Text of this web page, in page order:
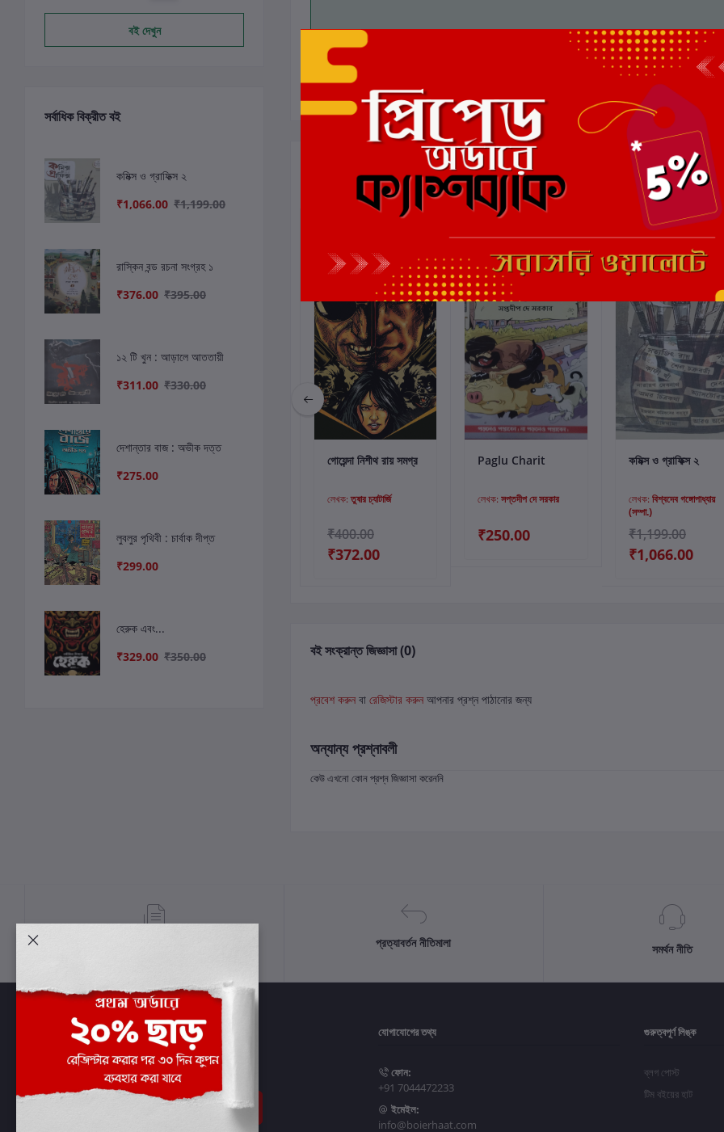
বই দেখুন
সর্বাধিক বিক্রীত বই
কমিক্স ও গ্রাফিক্স ২
₹1,066.00 ₹1,199.00
রাস্কিন বন্ড রচনা সংগ্রহ ১
₹376.00 ₹395.00
১২ টি খুন : আড়ালে আততায়ী
₹311.00 ₹330.00
দেশান্তার বাজ : অভীক দত্ত
₹275.00
লুবলুর পৃথিবী : চার্বাক দীপ্ত
₹299.00
হেরুক এবং...
₹329.00 ₹350.00
এই বইয়ের জন্য এখনও কোন
কার্টে যোগ করুন
Durdharsha
Comics
লেখক:ময়ূখ চৌধুরী
₹125.00
কার্টে যোগ করুন
₹349.00
কার্টে যোগ করুন
গোয়েন্দা নিশীথ রায় সমগ্র
লেখক:তুষার চ্যাটার্জি
₹400.00
₹372.00
কার্টে যোগ করুন
Paglu Charit
লেখক: সপ্তদীপ দে সরকার
₹250.00
ছাড় 11%
কার্টে যোগ করুন
কমিক্স ও গ্রাফিক্স ২
লেখক: বিশ্বদেব গঙ্গোপাধ্যায়
(সম্পা.)
₹1,199.00
₹1,066.00
বই সংক্রান্ত জিজ্ঞাসা (0)
প্রবেশ করুন বা রেজিস্টার করুন আপনার প্রশ্ন পাঠানোর জন্য
অন্যান্য প্রশ্নাবলী
কেউ এখনো কোন প্রশ্ন জিজ্ঞাসা করেননি
প্রত্যাবর্তন নীতিমালা সমর্থন নীতি
সাবস্ক্রাইব
যোগাযোগের তথ্য
ফোন:
+91 7044472233
ইমেইল:
info@boierhaat.com
গুরুত্বপূর্ণ লিঙ্ক
ব্লগ পোস্ট
টিম বইয়ের হাট